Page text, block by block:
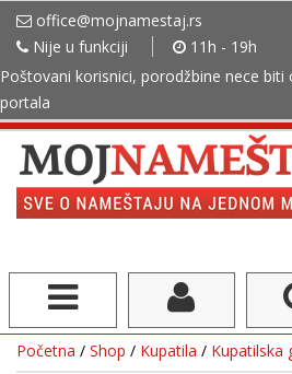
office@mojnamestaj.rs
Nije u funkciji
11h - 19h
Poštovani korisnici, porodžbine nece
portala
Početna / Shop / Kupatila / Kupatilska